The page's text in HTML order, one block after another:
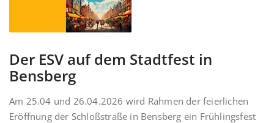
Der ESV auf dem Stadtfest in
Bensberg
Am 25.04 und 26.04.2026 wird Rahmen der feierlichen
Eröffnung der Schloßstraße in Bensberg ein Frühlingsfest